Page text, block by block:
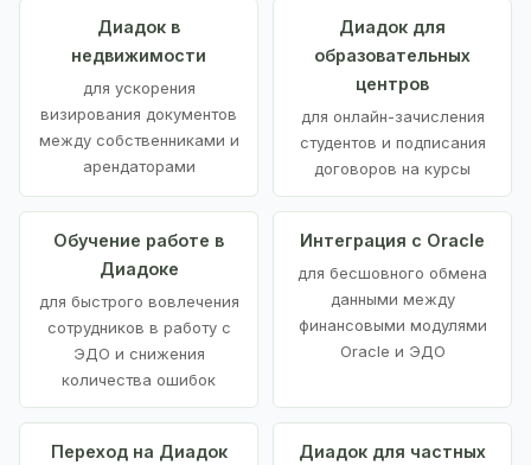
Диадок в
недвижимости
для ускорения
визирования документов
между собственниками и
арендаторами
Диадок для
образовательных
центров
для онлайн-зачисления
студентов и подписания
договоров на курсы
Обучение работе в
Диадоке
для быстрого вовлечения
сотрудников в работу с
ЭДО и снижения
количества ошибок
Интеграция с Oracle
для бесшовного обмена
данными между
финансовыми модулями
Oracle и ЭДО
Переход на Диадок
Диадок для частных